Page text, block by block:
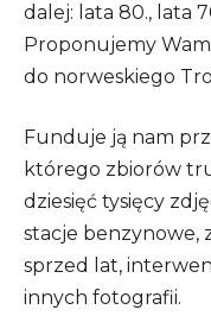
dalej: lata 80., lata
Proponujemy
do norweskiego
Funduje ją nam
którego zbiorów
dziesięć tysięcy
stacje benzynowe,
sprzed lat,
innych fotografii.